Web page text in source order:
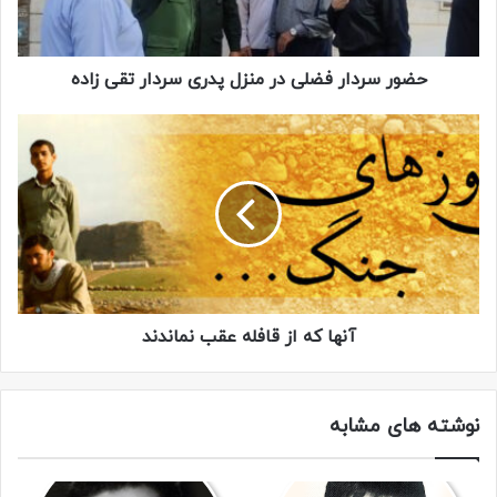
قاسمی در یکی از عملیاتها با اصابت تیر، از ناحیه دست آسیب
دید و به افتخار جانبازی نائل گردید.
وی پس از جنگ نیز هرگز دست از آرمانهای خود برنداشت. از
فرماندهان موفق یکی از نواحی سپاه در شهرستان ساوجبلاغ
استان البرز و در حسن اخلاق و شجاعت زبانزد بسیجیان و مردم
شهر هشتگرد بود. او با شنیدن خبر حمله تروریست های تکفیری
به سوریه، خود را آمادۀ رفتن کرد. در اوقات فراغت خود ورزش
کوهنوردی، شنا، تیراندازی و دوچرخه‌سواری انجام می‌داد و برای
رفتن به سوریه تلاش و ورزش می‌کرد تا سرانجام به عنوان مدافع
حرم، راهی گشت و در سن ۴۵ سالگی در مبارزه با نیروهای داعش
به شهادت رسید و پیکر مطهرش هرگز به کشور بازنگشت.
حضور سردار فضلی در منزل پدری سردار تقی زاده
آنها که از قافله عقب نماندند
نوشته های مشابه